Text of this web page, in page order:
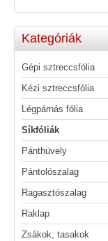
Kategóriák
Gépi sztreccsfólia
Kézi sztreccsfólia
Légpárnás fólia
Síkfóliák
Pánthüvely
Pántolószalag
Ragasztószalag
Raklap
Zsákok, tasakok